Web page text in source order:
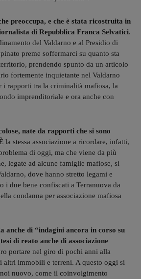
preoccupa, e che è stata ricostruita in
di Repubblica Franca Selvatici.
del Valdarno e al Presidio di
preme soffermarci su quanto sta
prendendo spunto da un articolo
fortemente inquietante nel Valdarno
i rapporti tra la criminalità mafiosa, la
imprenditoriale e ora anche con
nate da rapporti che si sono
la stessa associazione a ricordare, infatti,
di oggi, ma che viene da più
legate ad alcune famiglie mafiose, si
dove hanno stretto legami e
i due bene confiscati a Terranuova da
condanna per associazione mafiosa
anche di “indagini ancora in corso su
di reato anche di associazione
portare nel giro di pochi anni alla
altri immobili e terreni. A questo oggi si
nuovo, come il coinvolgimento